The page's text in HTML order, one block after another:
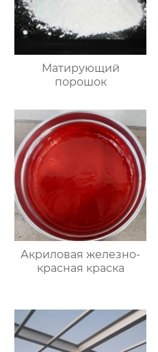
Mатирующий
порошок
Акриловая железно-
красная краска